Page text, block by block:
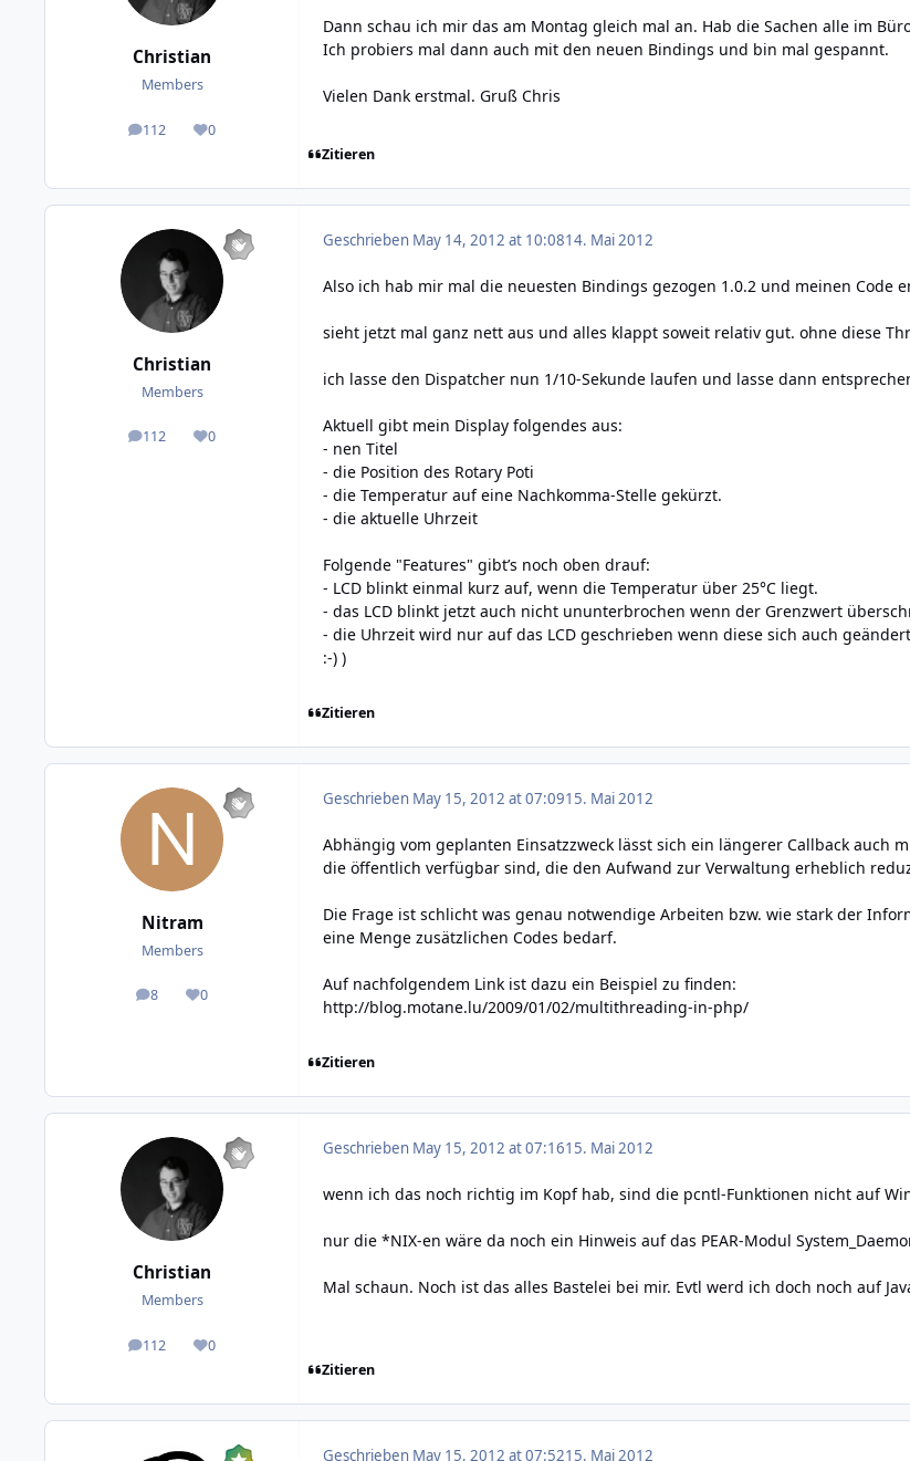
Christian
Members
112
posts 0
Reputation
Dann schau ich mir das am Montag gleich mal an. Hab die Sachen alle im
Ich probiers mal dann auch mit den neuen Bindings und bin mal gespannt.
Vielen Dank erstmal. Gruß Chris
Zitieren
Christian
Members
112
posts 0
Reputation
Geschrieben May 14, 2012 at 10:0814. Mai 2012
Also ich hab mir mal die neuesten Bindings gezogen 1.0.2 und meinen Code
sieht jetzt mal ganz nett aus und alles klappt soweit relativ gut. ohne diese
ich lasse den Dispatcher nun 1/10-Sekunde laufen und lasse dann
Aktuell gibt mein Display folgendes aus:
- nen Titel
- die Position des Rotary Poti
- die Temperatur auf eine Nachkomma-Stelle gekürzt.
- die aktuelle Uhrzeit
Folgende "Features" gibt’s noch oben drauf:
- LCD blinkt einmal kurz auf, wenn die Temperatur über 25°C liegt.
- das LCD blinkt jetzt auch nicht ununterbrochen wenn der Grenzwert
- die Uhrzeit wird nur auf das LCD geschrieben wenn diese sich auch
:-) )
Zitieren
Nitram
Members
8
posts 0
Reputation
Geschrieben May 15, 2012 at 07:0915. Mai 2012
Abhängig vom geplanten Einsatzzweck lässt sich ein längerer Callback auch
die öffentlich verfügbar sind, die den Aufwand zur Verwaltung erheblich
Die Frage ist schlicht was genau notwendige Arbeiten bzw. wie stark der
eine Menge zusätzlichen Codes bedarf.
Auf nachfolgendem Link ist dazu ein Beispiel zu finden:
http://blog.motane.lu/2009/01/02/multithreading-in-php/
Zitieren
Christian
Members
112
posts 0
Reputation
Geschrieben May 15, 2012 at 07:1615. Mai 2012
wenn ich das noch richtig im Kopf hab, sind die pcntl-Funktionen nicht auf
nur die *NIX-en wäre da noch ein Hinweis auf das PEAR-Modul
Mal schaun. Noch ist das alles Bastelei bei mir. Evtl werd ich doch noch auf
Zitieren
Geschrieben May 15, 2012 at 07:5215. Mai 2012